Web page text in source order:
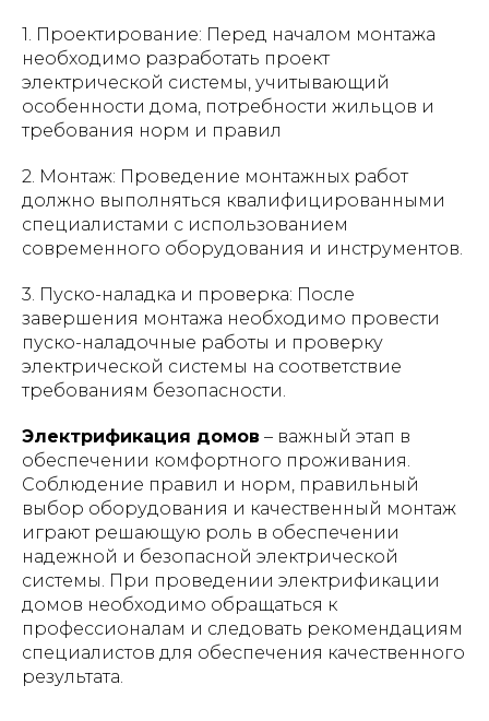
1. Проектирование: Перед началом монтажа
необходимо разработать проект
электрической системы, учитывающий
особенности дома, потребности жильцов и
требования норм и правил
2. Монтаж: Проведение монтажных работ
должно выполняться квалифицированными
специалистами с использованием
современного оборудования и инструментов.
3. Пуско-наладка и проверка: После
завершения монтажа необходимо провести
пуско-наладочные работы и проверку
электрической системы на соответствие
требованиям безопасности.
Электрификация домов – важный этап в
обеспечении комфортного проживания.
Соблюдение правил и норм, правильный
выбор оборудования и качественный монтаж
играют решающую роль в обеспечении
надежной и безопасной электрической
системы. При проведении электрификации
домов необходимо обращаться к
профессионалам и следовать рекомендациям
специалистов для обеспечения качественного
результата.